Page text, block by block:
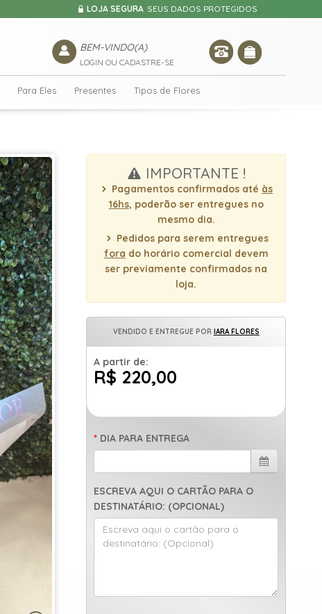
LOJA SEGURA SEUS DADOS PROTEGIDOS
BEM-VINDO(A)
LOGIN OU CADASTRE-SE
Para Eles Presentes Tipos de Flores
IMPORTANTE !
Pagamentos confirmados até às
16hs, poderão ser entregues no
mesmo dia.
Pedidos para serem entregues
fora do horário comercial devem
ser previamente confirmados na
loja.
VENDIDO E ENTREGUE POR IARA FLORES
A partir de:
R$ 220,00
DIA PARA ENTREGA
ESCREVA AQUI O CARTÃO PARA O
DESTINATÁRIO: (OPCIONAL)